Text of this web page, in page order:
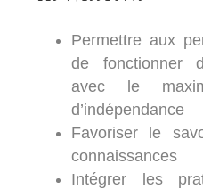
Permettre aux
de fonctionner
avec le
d’indépendance
Favoriser le
connaissances
Intégrer les